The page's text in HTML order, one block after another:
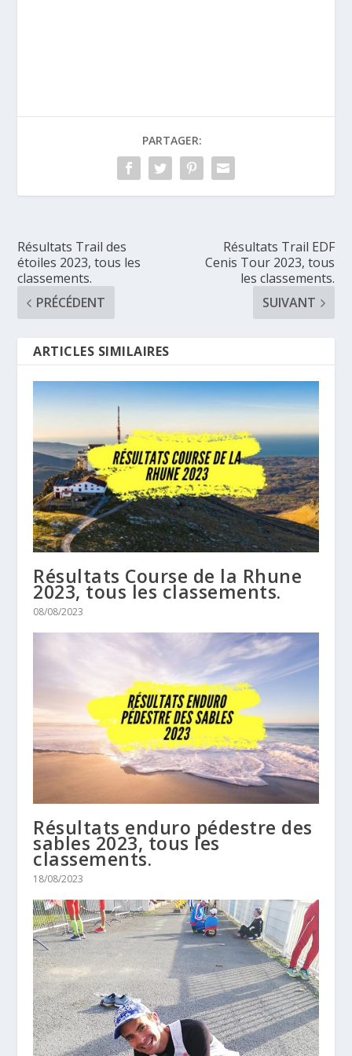
PARTAGER:
Résultats Trail des
étoiles 2023, tous les
classements.
PRÉCÉDENT
Résultats Trail EDF
Cenis Tour 2023, tous
les classements.
SUIVANT
ARTICLES SIMILAIRES
Résultats Course de la Rhune
2023, tous les classements.
08/08/2023
Résultats enduro pédestre des
sables 2023, tous les
classements.
18/08/2023